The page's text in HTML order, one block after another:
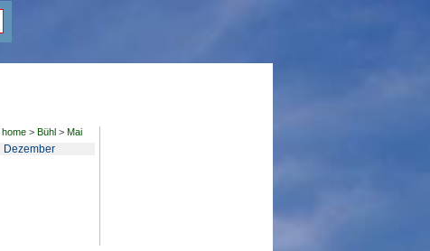
home> Bühl> Mai
Dezember